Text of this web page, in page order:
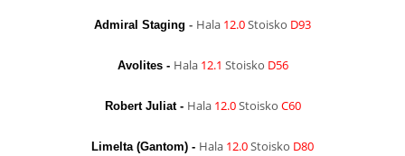
Admiral Staging - Hala 12.0Stoisko D93
Avolites - Hala 12.1 Stoisko D56
Robert Juliat - Hala 12.0Stoisko C60
Limelta (Gantom) - Hala 12.0Stoisko D80